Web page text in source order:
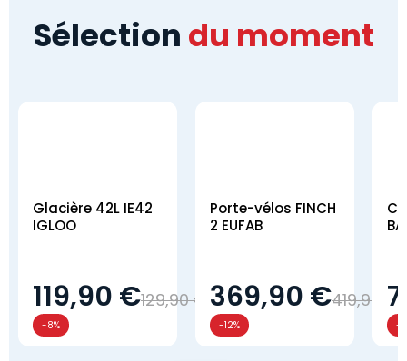
Sélection du moment
Glacière 42L IE42
IGLOO
119,90 €129,90 €
-8%
Porte-vélos FINCH
2 EUFAB
369,90 €419,90 €
-12% -